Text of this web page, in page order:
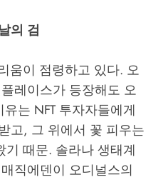
의 검
움이 점령하고 있다. 오
레이스가 등장해도 오
는 NFT 투자자들에게
고, 그 위에서 꽃 피우는
기 때문. 솔라나 생태계
직에덴이 오디널스의